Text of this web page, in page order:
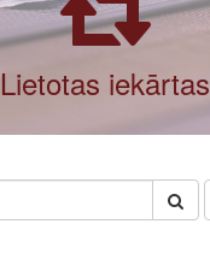
Lietotas iekārtas